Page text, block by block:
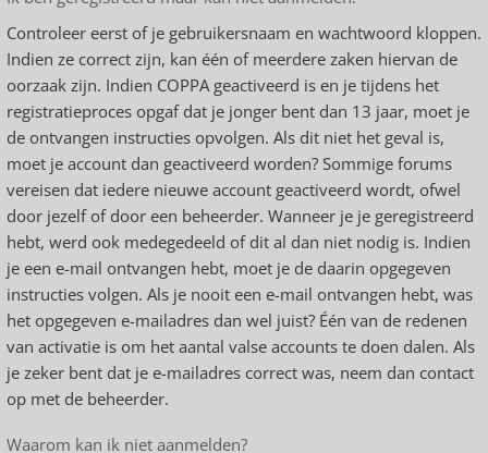
Controleer eerst of je gebruikersnaam en wachtwoord kloppen.
Indien ze correct zijn, kan één of meerdere zaken hiervan de
oorzaak zijn. Indien COPPA geactiveerd is en je tijdens het
registratieproces opgaf dat je jonger bent dan 13 jaar, moet je
de ontvangen instructies opvolgen. Als dit niet het geval is,
moet je account dan geactiveerd worden? Sommige forums
vereisen dat iedere nieuwe account geactiveerd wordt, ofwel
door jezelf of door een beheerder. Wanneer je je geregistreerd
hebt, werd ook medegedeeld of dit al dan niet nodig is. Indien
je een e-mail ontvangen hebt, moet je de daarin opgegeven
instructies volgen. Als je nooit een e-mail ontvangen hebt, was
het opgegeven e-mailadres dan wel juist? Één van de redenen
van activatie is om het aantal valse accounts te doen dalen. Als
je zeker bent dat je e-mailadres correct was, neem dan contact
op met de beheerder.
Waarom kan ik niet aanmelden?